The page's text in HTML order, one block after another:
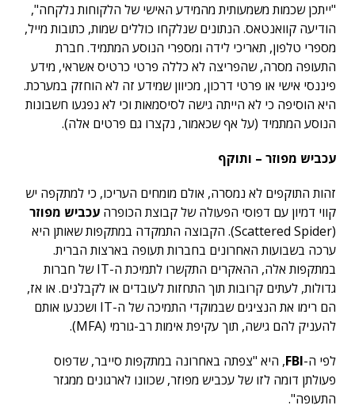
"ייתכן שכמות משמעותית מהמידע האישי של הלקוחות נלקחה",
הודיעה קוואנטאס. הנתונים שנלקחו כוללים שמות, כתובות מייל,
מספרי טלפון, תאריכי לידה ומספרי הנוסע המתמיד. חברת
התעופה מסרה, שהפריצה לא כללה פרטי כרטיס אשראי, מידע
פיננסי אישי או פרטי דרכון, מכיוון שמידע זה לא הוחזק במערכת.
היא הוסיפה כי לא הייתה גישה לסיסמאות וכי לא נפגעו חשבונות
הנוסע המתמיד (על אף שכאמור, נקצרו גם פרטים אלה).
עכביש מפוזר – ותוקף
זהות התוקפים לא נמסרה, אולם מומחים העריכו, כי למתקפה יש
קווי דמיון עם דפוסי הפעולה של קבוצת הכופרה עכביש מפוזר
(Scattered Spider). הקבוצה התמקדה במתקפות שאותן היא
ערכה בשבועות האחרונים בחברות תעופה בארצות הברית.
במתקפות אלה, ההאקרים התקשרו לתמיכת ה-IT של חברות
גדולות, לעתים קרובות תוך התחזות לעובדים או לקבלנים. או אז,
הם רימו את הנציגים שבמוקדי התמיכה של ה-IT ושכנעו אותם
להעניק להם גישה, תוך עקיפת אימות רב-גורמי (MFA).
לפי ה-FBI, היא "צפתה באחרונה במתקפות סייבר, שדפוס
פעולתן דומה לזו של עכביש מפוזר, שכוונו לארגונים ממגזר
התעופה".